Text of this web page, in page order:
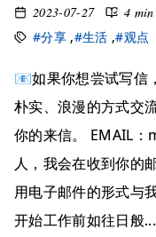
2023-07-27
4 min
#分享 ,#生活 ,#观点
📧如果你想尝试写信
朴实、浪漫的方式交
你的来信。 EMAIL：
人，我会在收到你的
用电子邮件的形式与
开始工作前如往日般...